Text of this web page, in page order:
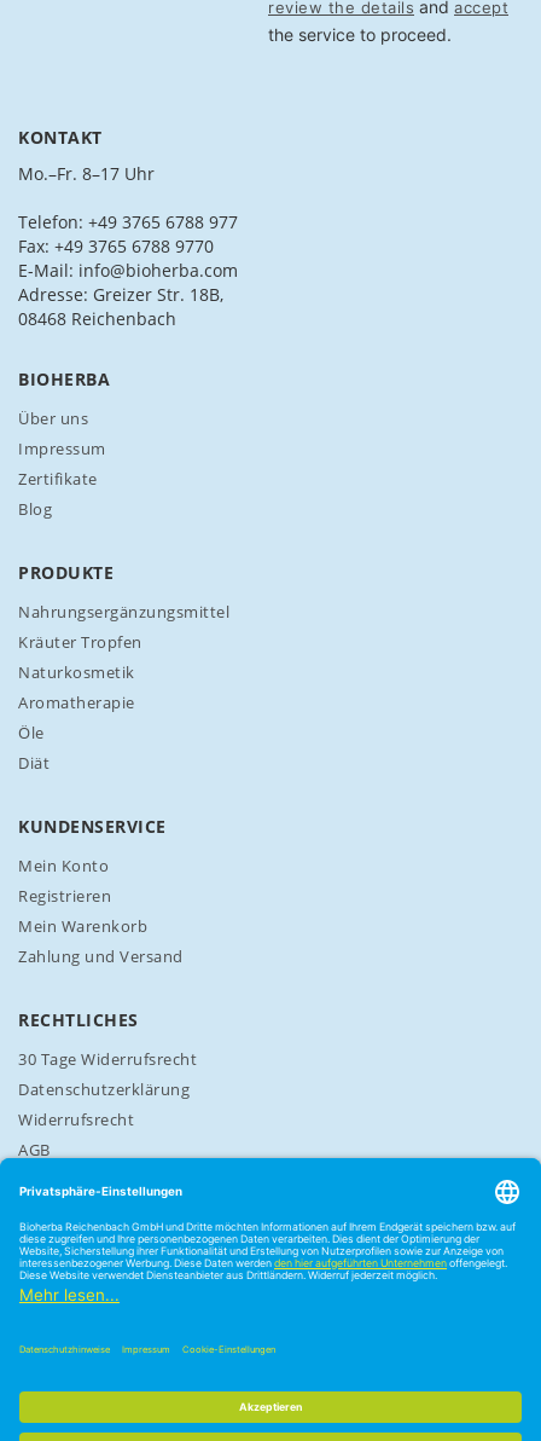
8,19 €
s
i
h
f
ü
r
u
e
r
e
N
e
l
e
t
e
r
a
n
review the details and accept
the service to proceed.
KONTAKT
Mo.–Fr. 8–17 Uhr
Telefon: +49 3765 6788 977
Fax: +49 3765 6788 9770
E-Mail: info@bioherba.com
Adresse: Greizer Str. 18B,
08468 Reichenbach
BIOHERBA
Über uns
Impressum
Zertifikate
Blog
PRODUKTE
Nahrungsergänzungsmittel
Kräuter Tropfen
Naturkosmetik
Aromatherapie
Öle
Diät
KUNDENSERVICE
Mein Konto
Registrieren
Mein Warenkorb
Zahlung und Versand
RECHTLICHES
30 Tage Widerrufsrecht
Datenschutzerklärung
Widerrufsrecht
AGB